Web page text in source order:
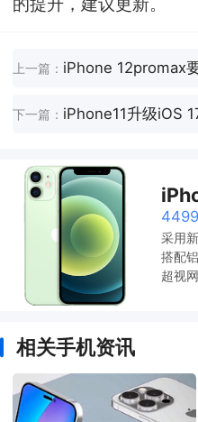
上一篇： iPhone 12promax
下一篇： iPhone11升级iOS
采用
搭配
超视
相关手机资讯